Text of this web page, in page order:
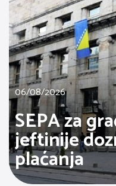
06/08/2026
SEPA za
jeftinije
plaćanja